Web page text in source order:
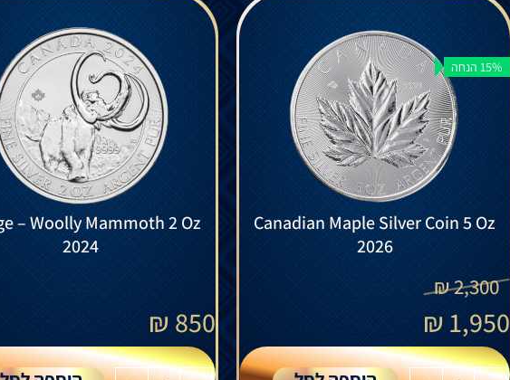
15% הנחה
Canadian Maple Silver Coin 5 Oz
2026
2,300
₪
1,950
₪
– Woolly Mammoth 2 Oz
2024
850
₪